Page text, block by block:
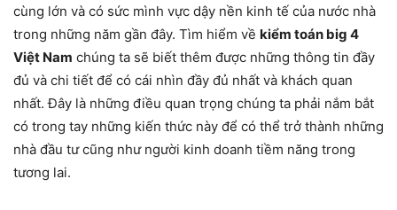
cùng lớn và có sức mình vực dậy nền kinh tế của nước nhà
trong những năm gần đây. Tìm hiểm về kiểm toán big 4
Việt Nam chúng ta sẽ biết thêm được những thông tin đầy
đủ và chi tiết để có cái nhìn đầy đủ nhất và khách quan
nhất. Đây là những điều quan trọng chúng ta phải nắm bắt
có trong tay những kiến thức này để có thể trở thành những
nhà đầu tư cũng như người kinh doanh tiềm năng trong
tương lai.